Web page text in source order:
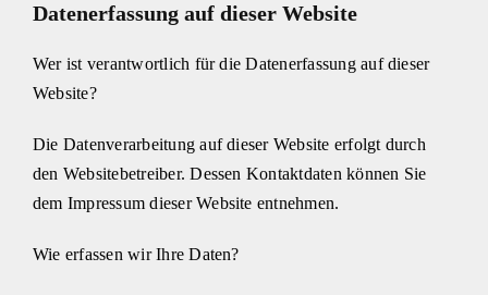
Datenerfassung auf dieser Website
Wer ist verantwortlich für die Datenerfassung auf dieser
Website?
Die Datenverarbeitung auf dieser Website erfolgt durch
den Websitebetreiber. Dessen Kontaktdaten können Sie
dem Impressum dieser Website entnehmen.
Wie erfassen wir Ihre Daten?